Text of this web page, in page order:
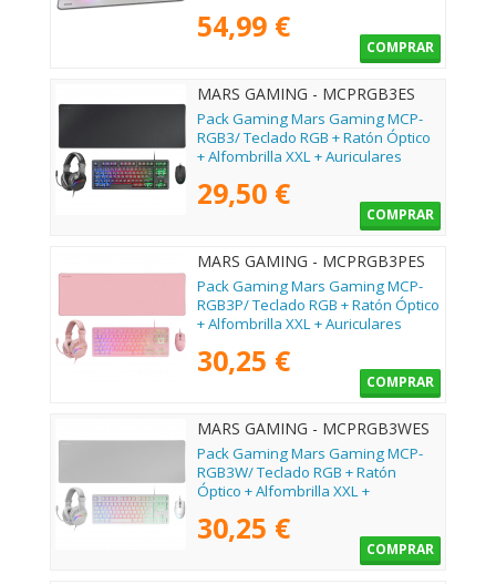
54,99 €
COMPRAR
MARS GAMING - MCPRGB3ES
Pack Gaming Mars Gaming MCP-
RGB3/ Teclado RGB + Ratón Óptico
+ Alfombrilla XXL + Auriculares
29,50 €
COMPRAR
MARS GAMING - MCPRGB3PES
Pack Gaming Mars Gaming MCP-
RGB3P/ Teclado RGB + Ratón Óptico
+ Alfombrilla XXL + Auriculares
30,25 €
COMPRAR
MARS GAMING - MCPRGB3WES
Pack Gaming Mars Gaming MCP-
RGB3W/ Teclado RGB + Ratón
Óptico + Alfombrilla XXL +
30,25 €
COMPRAR